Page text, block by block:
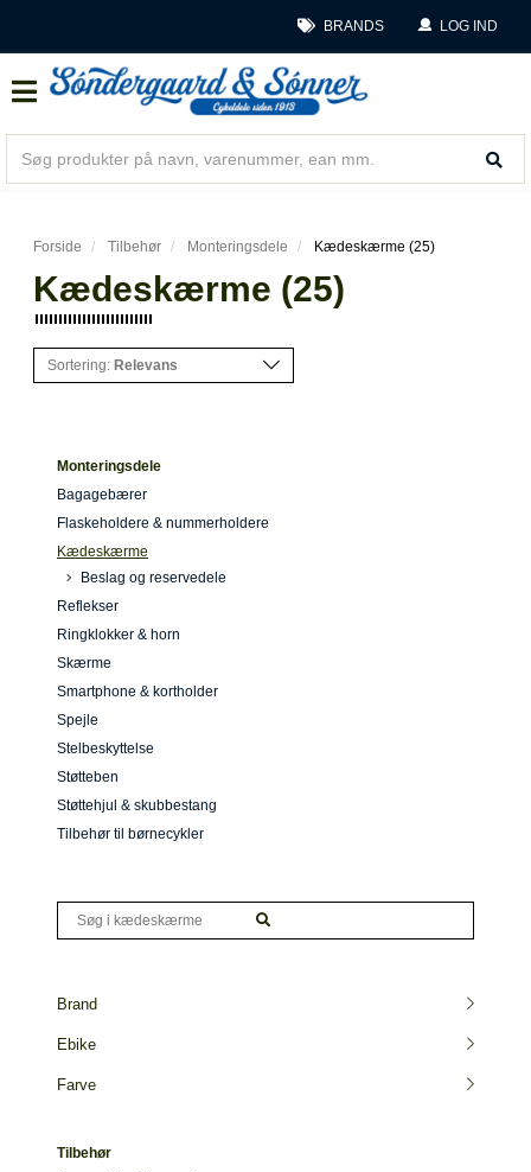
BRANDS LOG IND
Forside Tilbehør Monteringsdele Kædeskærme (25)
Kædeskærme (25)
Sortering: Relevans
Monteringsdele
Bagagebærer
Flaskeholdere & nummerholdere
Kædeskærme
Beslag og reservedele
Reflekser
Ringklokker & horn
Skærme
Smartphone & kortholder
Spejle
Stelbeskyttelse
Støtteben
Støttehjul & skubbestang
Tilbehør til børnecykler
Brand
Ebike
Farve
Tilbehør